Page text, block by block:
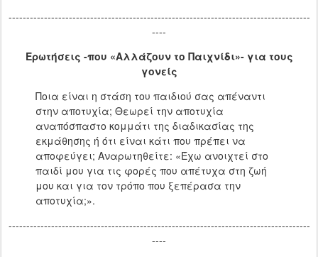
-------------------------------------------------------------------------------------
----
Ερωτήσεις -που «Αλλάζουν το Παιχνίδι»- για τους
γονείς
Ποια είναι η στάση του παιδιού σας απέναντι
στην αποτυχία; Θεωρεί την αποτυχία
αναπόσπαστο κομμάτι της διαδικασίας της
εκμάθησης ή ότι είναι κάτι που πρέπει να
αποφεύγει; Αναρωτηθείτε: «Έχω ανοιχτεί στο
παιδί μου για τις φορές που απέτυχα στη ζωή
μου και για τον τρόπο που ξεπέρασα την
αποτυχία;».
-------------------------------------------------------------------------------------
----